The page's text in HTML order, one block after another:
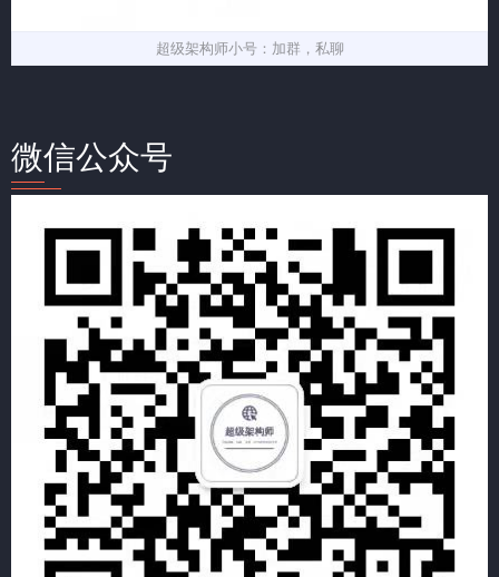
超级架构师小号：加群，私聊
微信公众号